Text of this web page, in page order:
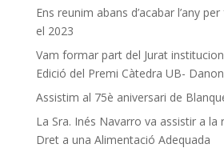
Ens reunim abans d’acabar l’any
el 2023
Vam formar part del Jurat
Edició del Premi Càtedra UB-
Assistim al 75è aniversari de
La Sra. Inés Navarro va assistir a la
Dret a una Alimentació Adequada